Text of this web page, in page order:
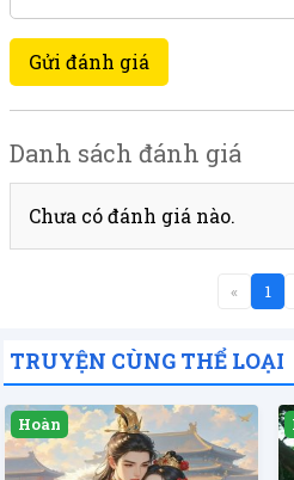
Gửi đánh giá
Danh sách đánh giá
Chưa có đánh giá nào.
« 1
TRUYỆN CÙNG THỂ LOẠI